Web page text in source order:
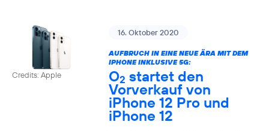
Credits: Apple
16. Oktober 2020
AUFBRUCH IN EINE NEUE ÄRA MIT DEM
IPHONE INKLUSIVE 5G:
O2 startet den
Vorverkauf von
iPhone 12 Pro und
iPhone 12